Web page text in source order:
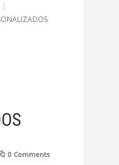
0 Comments